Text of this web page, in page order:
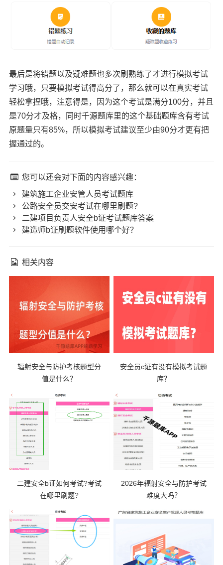
最后是将错题以及疑难题也多次刷熟练了才进行模拟考试
学习哦，只要模拟考试得高分了，那么就可以在真实考试
轻松拿捏哦，注意得是，因为这个考试是满分100分，并且
是70分才及格，同时千源题库里的这个基础题库含有考试
原题量只有85%，所以模拟考试建议至少由90分才更有把
握通过的。
您可以还会对下面的内容感兴趣：
建筑施工企业安管人员考试题库
公路安全员交安考试在哪里刷题?
二建项目负责人安全b证考试题库答案
建造师b证刷题软件使用哪个好？
相关内容
​辐射安全与防护考核题型分
值是什么？
安全员c证有没有模拟考试题
库？
二建安全b证如何考试?考试
在哪里刷题?
2026年辐射安全与防护考试
难度大吗？